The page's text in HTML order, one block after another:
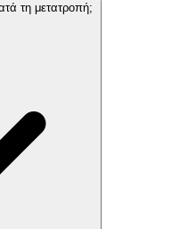
τη μετατροπή;